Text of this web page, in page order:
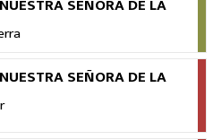
SEÑORA DE LA
VER
SEÑORA DE LA
VER